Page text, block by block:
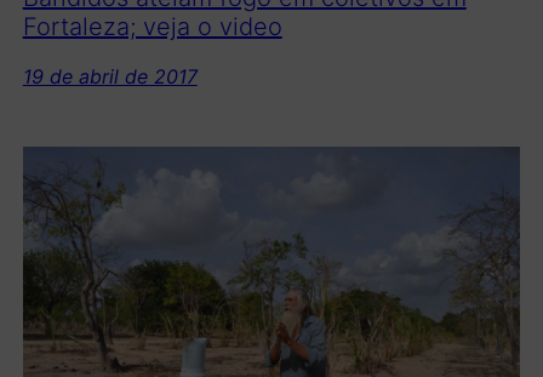
Fortaleza; veja o video
19 de abril de 2017